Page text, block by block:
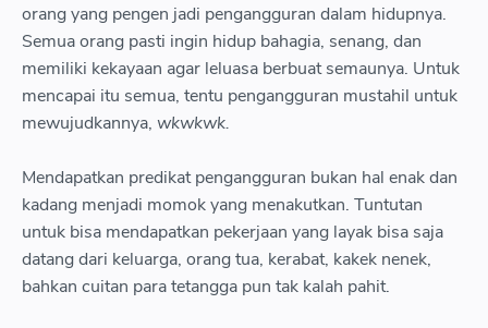
orang yang pengen jadi pengangguran dalam hidupnya.
Semua orang pasti ingin hidup bahagia, senang, dan
memiliki kekayaan agar leluasa berbuat semaunya. Untuk
mencapai itu semua, tentu pengangguran mustahil untuk
mewujudkannya, wkwkwk.
Mendapatkan predikat pengangguran bukan hal enak dan
kadang menjadi momok yang menakutkan. Tuntutan
untuk bisa mendapatkan pekerjaan yang layak bisa saja
datang dari keluarga, orang tua, kerabat, kakek nenek,
bahkan cuitan para tetangga pun tak kalah pahit.